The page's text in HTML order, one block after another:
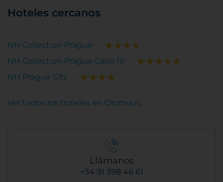
Hoteles cercanos
NH Collection Prague
NH Collection Prague Carlo IV
NH Prague City
Ver todos los hoteles en Olomouc
Llámanos
+34 91 398 46 61